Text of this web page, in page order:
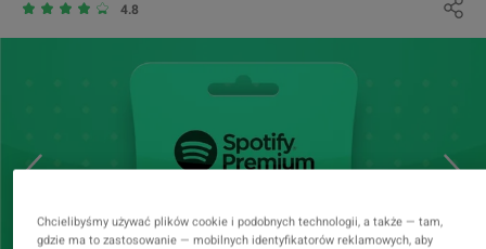
4.8
Chcielibyśmy używać plików cookie i podobnych technologii, a także — tam,
gdzie ma to zastosowanie — mobilnych identyfikatorów reklamowych, aby